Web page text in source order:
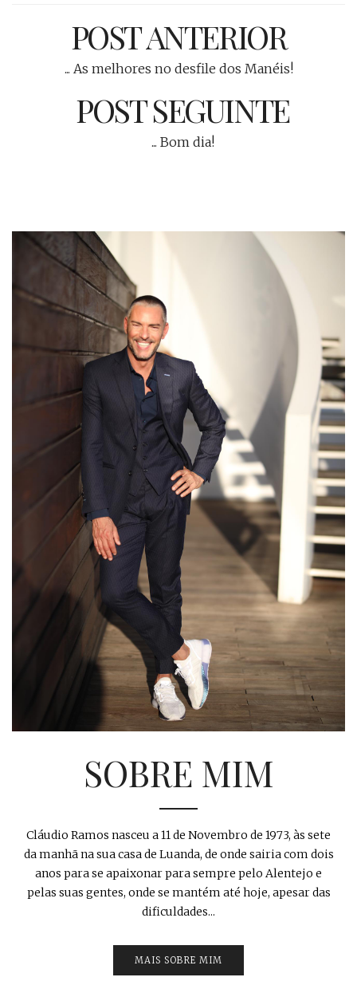
POST ANTERIOR
... As melhores no desfile dos Manéis!
POST SEGUINTE
... Bom dia!
SOBRE MIM
Cláudio Ramos nasceu a 11 de Novembro de 1973, às sete
da manhã na sua casa de Luanda, de onde sairia com dois
anos para se apaixonar para sempre pelo Alentejo e
pelas suas gentes, onde se mantém até hoje, apesar das
dificuldades...
MAIS SOBRE MIM